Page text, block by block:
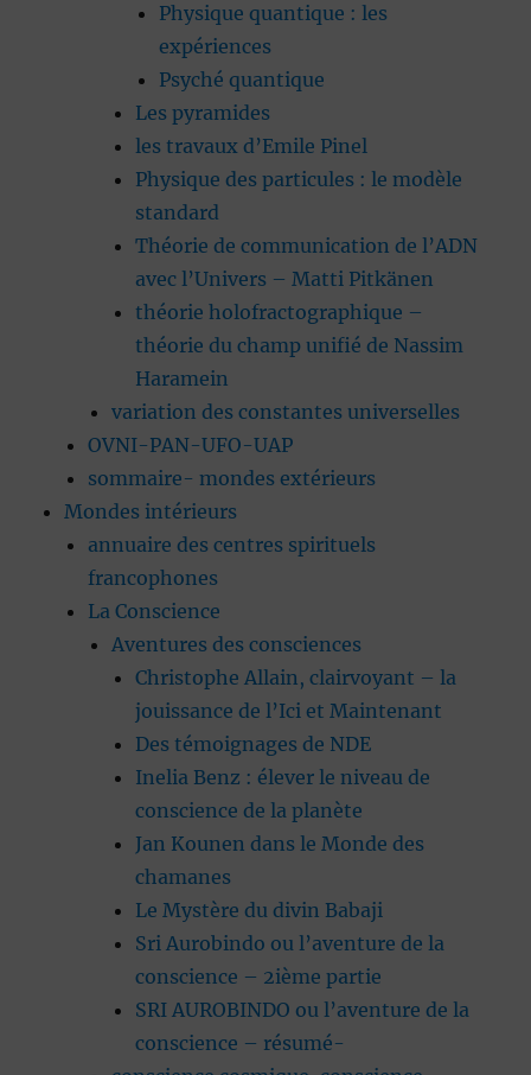
Physique quantique : les
expériences
Psyché quantique
Les pyramides
les travaux d’Emile Pinel
Physique des particules : le modèle
standard
Théorie de communication de l’ADN
avec l’Univers – Matti Pitkänen
théorie holofractographique –
théorie du champ unifié de Nassim
Haramein
variation des constantes universelles
OVNI-PAN-UFO-UAP
sommaire- mondes extérieurs
Mondes intérieurs
annuaire des centres spirituels
francophones
La Conscience
Aventures des consciences
Christophe Allain, clairvoyant – la
jouissance de l’Ici et Maintenant
Des témoignages de NDE
Inelia Benz : élever le niveau de
conscience de la planète
Jan Kounen dans le Monde des
chamanes
Le Mystère du divin Babaji
Sri Aurobindo ou l’aventure de la
conscience – 2ième partie
SRI AUROBINDO ou l’aventure de la
conscience – résumé-